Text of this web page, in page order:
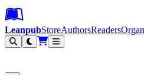
Leanpub Header
Leanpub Navigation
Skip to main content
Go to Leanpub.com
LeanpubStoreAuthorsReaders